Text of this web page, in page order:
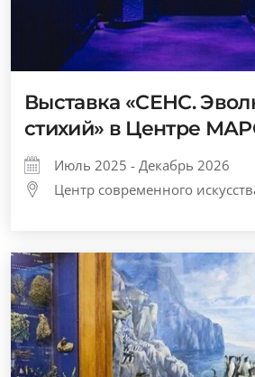
Выставка «СЕНС.
стихий» в Центре
Июль 2025 - Декабрь 2026
Центр современного